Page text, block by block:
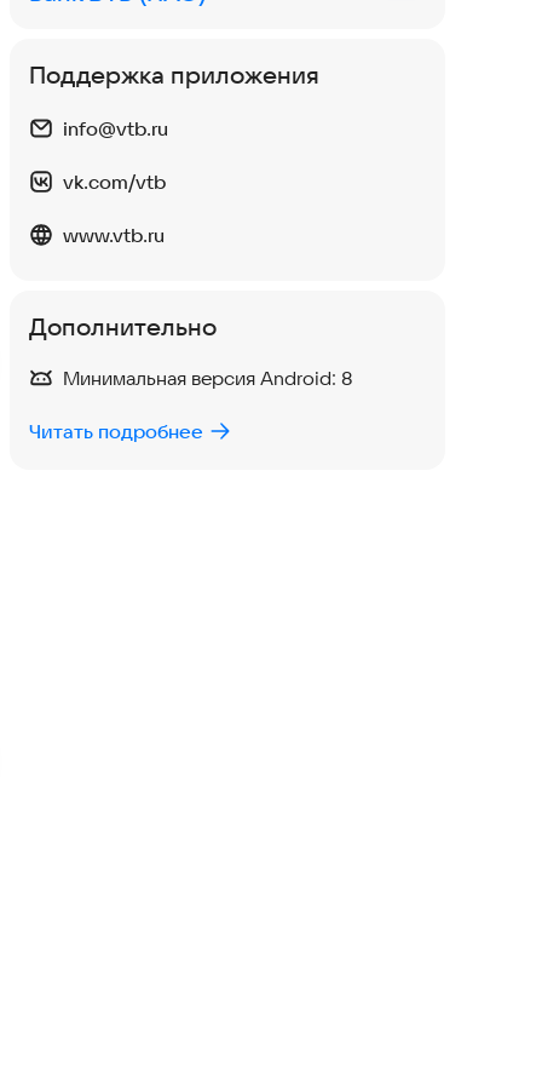
Igor
Поддержка приложения
info@vtb.ru
vk.com/vtb
www.vtb.ru
Дополнительно
Минимальная версия Android: 8
Читать подробнее